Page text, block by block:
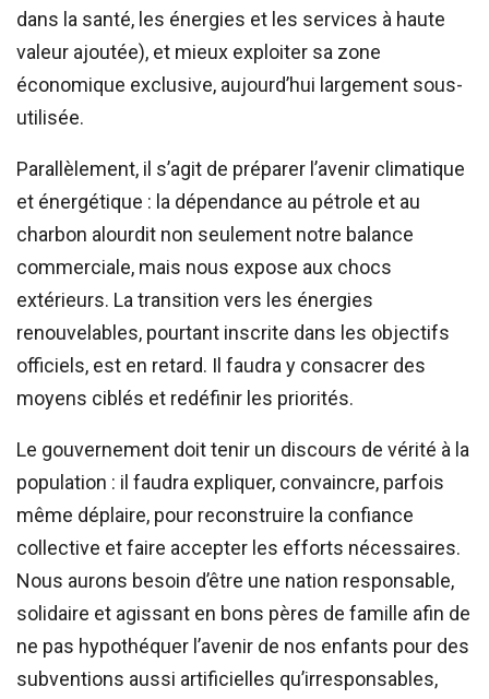
dans la santé, les énergies et les services à haute
valeur ajoutée), et mieux exploiter sa zone
économique exclusive, aujourd’hui largement sous-
utilisée.
Parallèlement, il s’agit de préparer l’avenir climatique
et énergétique : la dépendance au pétrole et au
charbon alourdit non seulement notre balance
commerciale, mais nous expose aux chocs
extérieurs. La transition vers les énergies
renouvelables, pourtant inscrite dans les objectifs
officiels, est en retard. Il faudra y consacrer des
moyens ciblés et redéfinir les priorités.
Le gouvernement doit tenir un discours de vérité à la
population : il faudra expliquer, convaincre, parfois
même déplaire, pour reconstruire la confiance
collective et faire accepter les efforts nécessaires.
Nous aurons besoin d’être une nation responsable,
solidaire et agissant en bons pères de famille afin de
ne pas hypothéquer l’avenir de nos enfants pour des
subventions aussi artificielles qu’irresponsables,